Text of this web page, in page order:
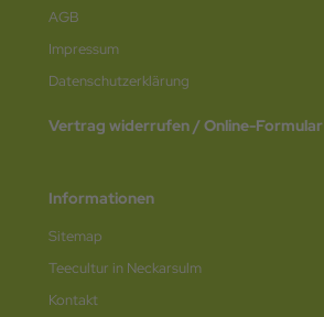
AGB
Impressum
Datenschutz­erklärung
Vertrag widerrufen / Online-Formular
Informationen
Sitemap
Teecultur in Neckarsulm
Kontakt